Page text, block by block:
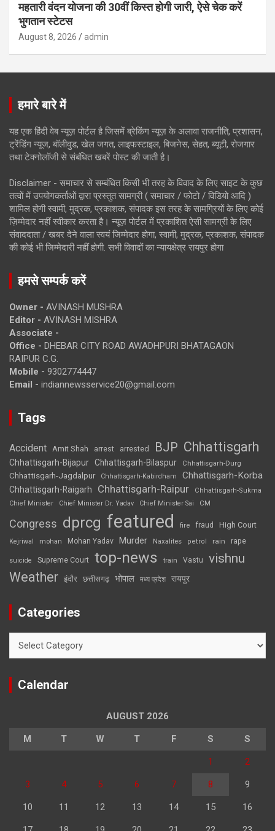
महतारी वंदन योजना की 30वीं किस्त होगी जारी, ऐसे चेक करें
भुगतान स्टेटस
August 8, 2026 admin
हमारे बारे में
यह एक हिंदी वेब न्यूज़ पोर्टल है जिसमें ब्रेकिंग न्यूज़ के अलावा राजनीति, प्रशासन,
ट्रेंडिंग न्यूज, बॉलीवुड, खेल जगत, लाइफस्टाइल, बिजनेस, सेहत, ब्यूटी, रोजगार
तथा टेक्नोलॉजी से संबंधित खबरें पोस्ट की जाती है।
Disclaimer - समाचार से सम्बंधित किसी भी तरह के विवाद के लिए साइट के कुछ
तत्वों में उपयोगकर्ताओं द्वारा प्रस्तुत सामग्री ( समाचार / फोटो / विडियो आदि )
शामिल होगी स्वामी, मुद्रक, प्रकाशक, संपादक इस तरह के सामग्रियों के लिए कोई
ज़िम्मेदार नहीं स्वीकार करता है। न्यूज़ पोर्टल में प्रकाशित ऐसी सामग्री के लिए
संवाददाता / खबर देने वाला स्वयं जिम्मेदार होगा, स्वामी, मुद्रक, प्रकाशक, संपादक
की कोई भी जिम्मेदारी नहीं होगी. सभी विवादों का न्यायक्षेत्र रायपुर होगा
हमसे सम्पर्क करें
Owner - AVINASH MUSHRA
Editor - AVINASH MISHRA
Associate -
Office - DHEBAR CITY ROAD AWADHPURI BHATAGAON
RAIPUR C.G.
Mobile - 9302774447
Email - indiannewsservice20@gmail.com
Tags
Accident Amit Shah arrest arrested BJP Chhattisgarh
Chhattisgarh-Bijapur Chhattisgarh-Bilaspur Chhattisgarh-Durg
Chhattisgarh-Jagdalpur Chhattisgarh-Kabirdham Chhattisgarh-Korba
Chhattisgarh-Raigarh Chhattisgarh-Raipur
Chhattisgarh-Sukma
Chief Minister
Chief Minister Dr. Yadav Chief Minister Sai CM
Congress dprcg featured fire fraud High Court
Kejriwal mohan Mohan Yadav Murder Naxalites petrol rain rape
suicide Supreme Court top-news train Vastu vishnu
Weather इंदौर छत्तीसगढ़ भोपाल मध्य प्रदेश रायपुर
Categories
Calendar
AUGUST 2026
M T W T F S S
1 2
3 4 5 6 7 8 9
10 11 12 13 14 15 16